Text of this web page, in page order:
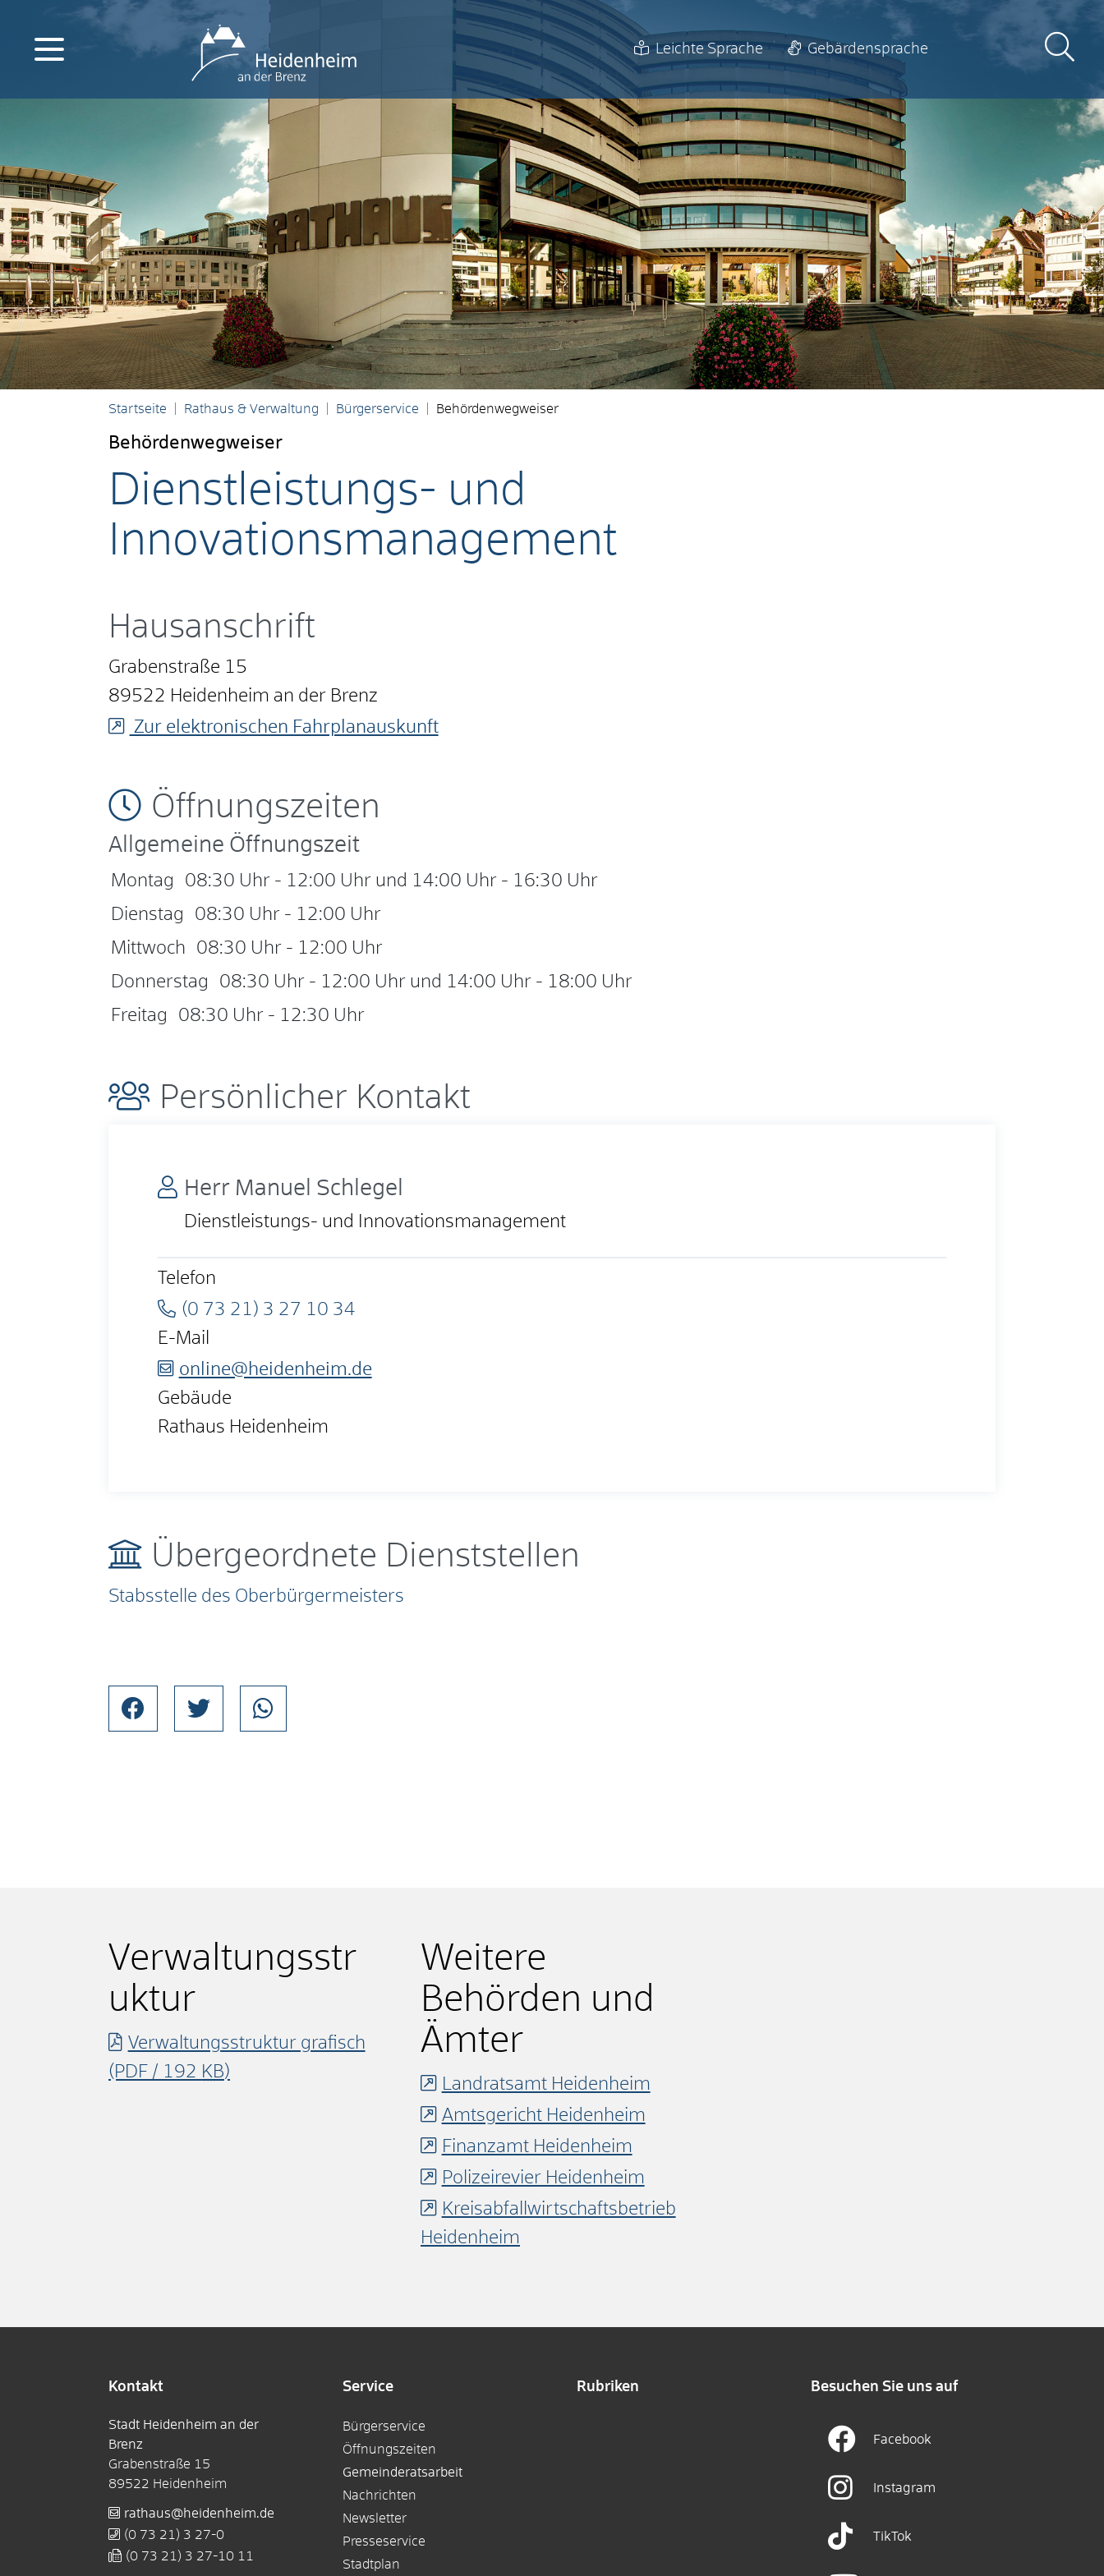
Leichte Sprache Gebärdensprache
Startseite Rathaus & Verwaltung Bürgerservice Behördenwegweiser
Behördenwegweiser
Dienstleistungs- und
Innovationsmanagement
Hausanschrift
Grabenstraße 15
89522 Heidenheim an der Brenz
Zur elektronischen Fahrplanauskunft
Öffnungszeiten
Allgemeine Öffnungszeit
Montag 08:30 Uhr - 12:00 Uhr und 14:00 Uhr - 16:30 Uhr
Dienstag
08:30 Uhr - 12:00 Uhr
Mittwoch
08:30 Uhr - 12:00 Uhr
Donnerstag
08:30 Uhr - 12:00 Uhr und 14:00 Uhr - 18:00 Uhr
Freitag
08:30 Uhr - 12:30 Uhr
Persönlicher Kontakt
Herr Manuel Schlegel
Dienstleistungs- und Innovationsmanagement
Telefon
(0 73 21) 3 27 10 34
E-Mail
online@heidenheim.de
Gebäude
Rathaus Heidenheim
Übergeordnete Dienststellen
Stabsstelle des Oberbürgermeisters
Verwaltungsstr
uktur
Verwaltungsstruktur grafisch
(PDF / 192 KB)
Weitere
Behörden und
Ämter
Landratsamt Heidenheim
Amtsgericht Heidenheim
Finanzamt Heidenheim
Polizeirevier Heidenheim
Kreisabfallwirtschaftsbetrieb
Heidenheim
Kontakt
Stadt Heidenheim an der
Brenz
Grabenstraße 15
89522 Heidenheim
rathaus@heidenheim.de
(0 73 21) 3 27-0
(0 73 21) 3 27-10 11
Service
Bürgerservice
Öffnungszeiten
Gemeinderatsarbeit
Nachrichten
Newsletter
Presseservice
Stadtplan
Rubriken Besuchen Sie uns auf
Facebook
Instagram
TikTok